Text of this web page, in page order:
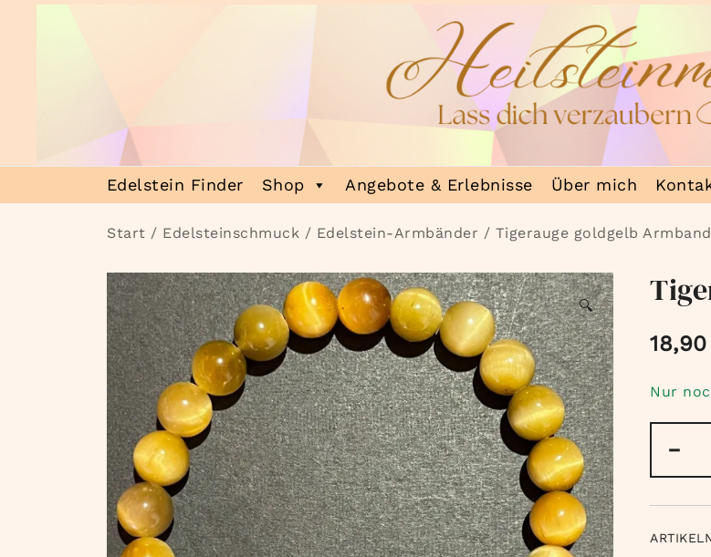
Heilsteinmagie
Lass dich verzaubern
Edelstein Finder Shop Angebote & Erlebnisse Über mich
Start / Edelsteinschmuck / Edelstein-Armbänder / Tigerauge goldgelb Armband
🔍
18,90
Nur
-